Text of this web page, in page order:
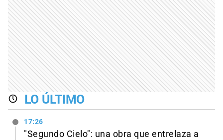
LO ÚLTIMO
17:26
"Segundo Cielo": una obra que entrelaza a